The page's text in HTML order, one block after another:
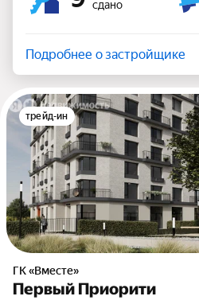
сдано
Подробнее о застройщике
трейд-ин
ГК «Вместе»
Первый Приорити